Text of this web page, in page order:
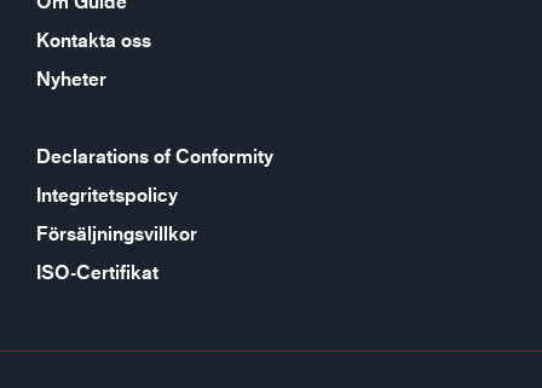
Kontakta oss
Nyheter
Declarations of Conformity
Integritetspolicy
Försäljningsvillkor
ISO-Certifikat